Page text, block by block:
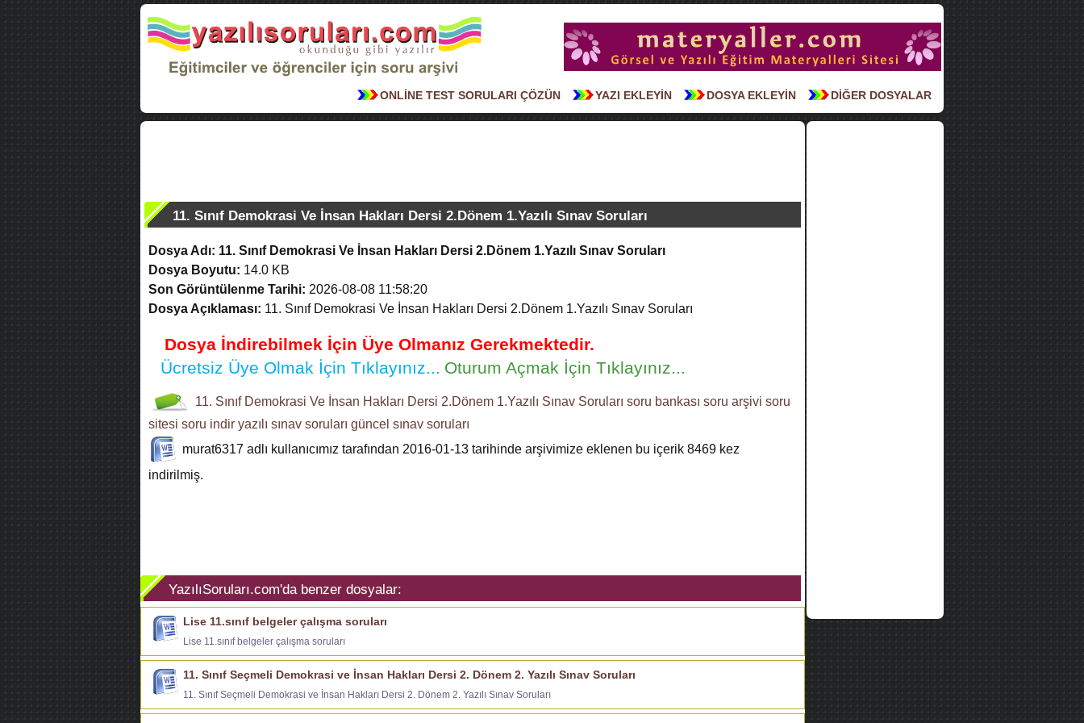
DİĞER DOSYALAR
DOSYA EKLEYİN
YAZI EKLEYİN
ONLİNE TEST SORULARI ÇÖZÜN
11. Sınıf Demokrasi Ve İnsan Hakları Dersi 2.Dönem 1.Yazılı Sınav Soruları
Dosya Adı: 11. Sınıf Demokrasi Ve İnsan Hakları Dersi 2.Dönem 1.Yazılı Sınav Soruları
Dosya Boyutu: 14.0 KB
Son Görüntülenme Tarihi: 2026-08-08 11:58:20
Dosya Açıklaması: 11. Sınıf Demokrasi Ve İnsan Hakları Dersi 2.Dönem 1.Yazılı Sınav Soruları
Dosya İndirebilmek İçin Üye Olmanız Gerekmektedir.
Ücretsiz Üye Olmak İçin Tıklayınız... Oturum Açmak İçin Tıklayınız...
11. Sınıf Demokrasi Ve İnsan Hakları Dersi 2.Dönem 1.Yazılı Sınav Soruları soru bankası soru arşivi soru
sitesi soru indir yazılı sınav soruları güncel sınav soruları
murat6317 adlı kullanıcımız tarafından 2016-01-13 tarihinde arşivimize eklenen bu içerik 8469 kez
indirilmiş.
YazılıSoruları.com'da benzer dosyalar:
Lise 11.sınıf belgeler çalışma soruları
Lise 11.sınıf belgeler çalışma soruları
11. Sınıf Seçmeli Demokrasi ve İnsan Hakları Dersi 2. Dönem 2. Yazılı Sınav Soruları
11. Sınıf Seçmeli Demokrasi ve İnsan Hakları Dersi 2. Dönem 2. Yazılı Sınav Soruları